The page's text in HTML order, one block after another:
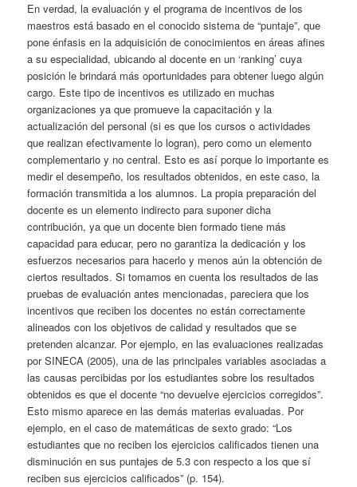
En verdad, la evaluación y el programa de incentivos de los
maestros está basado en el conocido sistema de “puntaje”, que
pone énfasis en la adquisición de conocimientos en áreas afines
a su especialidad, ubicando al docente en un ‘ranking’ cuya
posición le brindará más oportunidades para obtener luego algún
cargo. Este tipo de incentivos es utilizado en muchas
organizaciones ya que promueve la capacitación y la
actualización del personal (si es que los cursos o actividades
que realizan efectivamente lo logran), pero como un elemento
complementario y no central. Esto es así porque lo importante es
medir el desempeño, los resultados obtenidos, en este caso, la
formación transmitida a los alumnos. La propia preparación del
docente es un elemento indirecto para suponer dicha
contribución, ya que un docente bien formado tiene más
capacidad para educar, pero no garantiza la dedicación y los
esfuerzos necesarios para hacerlo y menos aún la obtención de
ciertos resultados. Si tomamos en cuenta los resultados de las
pruebas de evaluación antes mencionadas, pareciera que los
incentivos que reciben los docentes no están correctamente
alineados con los objetivos de calidad y resultados que se
pretenden alcanzar. Por ejemplo, en las evaluaciones realizadas
por SINECA (2005), una de las principales variables asociadas a
las causas percibidas por los estudiantes sobre los resultados
obtenidos es que el docente “no devuelve ejercicios corregidos”.
Esto mismo aparece en las demás materias evaluadas. Por
ejemplo, en el caso de matemáticas de sexto grado: “Los
estudiantes que no reciben los ejercicios calificados tienen una
disminución en sus puntajes de 5.3 con respecto a los que sí
reciben sus ejercicios calificados” (p. 154).